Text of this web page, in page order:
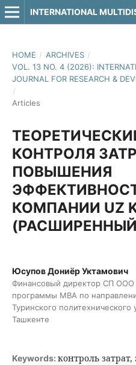
HOME / ARCHIVES /
VOL. 13 NO. 4 (2026):
JOURNAL FOR RESEARCH &
/
Articles
КОНТРОЛЯ
ПОВЫШЕНИЯ
КОМПАНИИ UZ
Юсупов Дониёр Уктамович
Финансовый директор СП ООО
программы MBA по
Туринского политехнического
Ташкенте
Keywords: контроль